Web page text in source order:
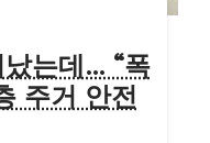
는데… “폭
주거 안전